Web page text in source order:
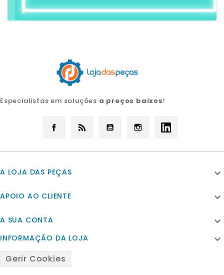
Especialistas em soluções a preços baixos!
Facebook YouTube Instagram
A LOJA DAS PEÇAS 
APOIO AO CLIENTE 
A SUA CONTA 
INFORMAÇÃO DA LOJA 
Gerir Cookies